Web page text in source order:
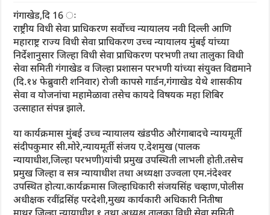
गंगाखेड,दि 16 ः
राष्ट्रीय विधी सेवा प्राधिकरण सर्वोच्च न्यायालय नवी दिल्ली आणि
महाराष्ट्र राज्य विधी सेवा प्राधिकरण उच्च न्यायालय मुंबई यांच्या
निर्देशानुसार जिल्हा विधी सेवा प्राधिकरण परभणी तथा तालुका विधी
सेवा समिती गंगाखेड व जिल्हा प्रशासन परभणी यांच्या संयुक्त विद्यमाने
(दि.१४ फेब्रुवारी शनिवार) रोजी कापसे गार्डन,गंगाखेड येथे शासकीय
सेवा व योजनांचा महामेळावा तसेच कायदे विषयक महा शिबिर
उत्साहात संपन्न झाले.
या कार्यक्रमास मुंबई उच्च न्यायालय खंडपीठ औरंगाबादचे न्यायमूर्ती
संदीपकुमार सी.मोरे,न्यायमूर्ती संजय ए.देशमुख (पालक
न्यायाधीश,जिल्हा परभणी)यांची प्रमुख उपस्थिती लाभली होती.तसेच
प्रमुख जिल्हा व सत्र न्यायाधीश तथा अध्यक्षा उज्वला एम.नंदेश्वर
उपस्थित होत्या.कार्यक्रमास जिल्हाधिकारी संजयसिंह चव्हाण,पोलीस
अधीक्षक रवींद्रसिंह परदेशी,मुख्य कार्यकारी अधिकारी नितीषा